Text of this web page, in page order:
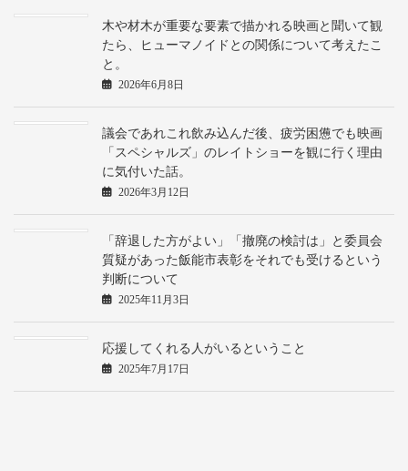
木や材木が重要な要素で描かれる映画と聞いて観
たら、ヒューマノイドとの関係について考えたこ
と。
2026年6月8日
議会であれこれ飲み込んだ後、疲労困憊でも映画
「スペシャルズ」のレイトショーを観に行く理由
に気付いた話。
2026年3月12日
「辞退した方がよい」「撤廃の検討は」と委員会
質疑があった飯能市表彰をそれでも受けるという
判断について
2025年11月3日
応援してくれる人がいるということ
2025年7月17日